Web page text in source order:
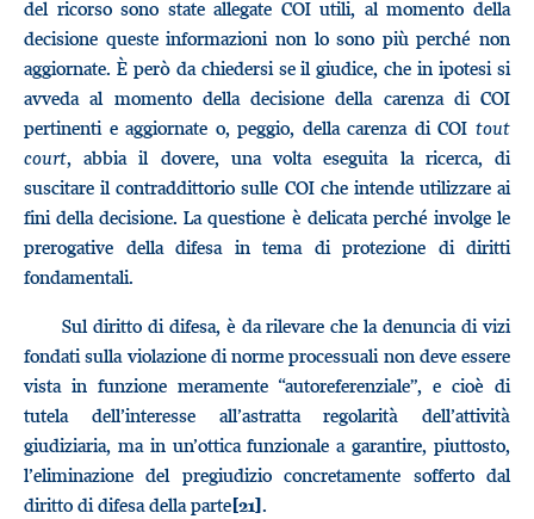
del ricorso sono state allegate COI utili, al momento della
decisione queste informazioni non lo sono più perché non
aggiornate. È però da chiedersi se il giudice, che in ipotesi si
avveda al momento della decisione della carenza di COI
pertinenti e aggiornate o, peggio, della carenza di COI tout
court, abbia il dovere, una volta eseguita la ricerca, di
suscitare il contraddittorio sulle COI che intende utilizzare ai
fini della decisione. La questione è delicata perché involge le
prerogative della difesa in tema di protezione di diritti
fondamentali.
Sul diritto di difesa, è da rilevare che la denuncia di vizi
fondati sulla violazione di norme processuali non deve essere
vista in funzione meramente “autoreferenziale”, e cioè di
tutela dell’interesse all’astratta regolarità dell’attività
giudiziaria, ma in un’ottica funzionale a garantire, piuttosto,
l’eliminazione del pregiudizio concretamente sofferto dal
diritto di difesa della parte[21].